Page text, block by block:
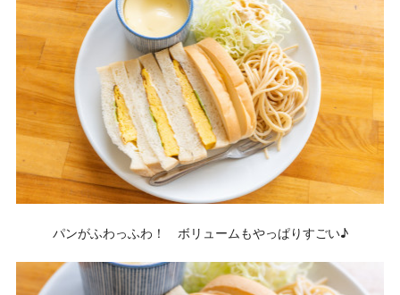
パンがふわっふわ！ ボリュームもやっぱりすごい♪